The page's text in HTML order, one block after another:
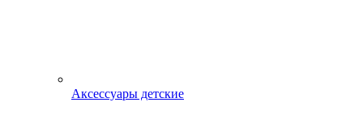
Аксессуары детские